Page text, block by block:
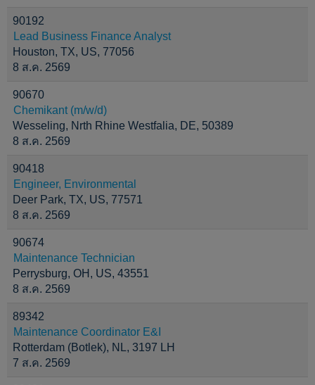
90192
Lead Business Finance Analyst
Houston, TX, US, 77056
8 ส.ค. 2569
90670
Chemikant (m/w/d)
Wesseling, Nrth Rhine Westfalia, DE, 50389
8 ส.ค. 2569
90418
Engineer, Environmental
Deer Park, TX, US, 77571
8 ส.ค. 2569
90674
Maintenance Technician
Perrysburg, OH, US, 43551
8 ส.ค. 2569
89342
Maintenance Coordinator E&I
Rotterdam (Botlek), NL, 3197 LH
7 ส.ค. 2569